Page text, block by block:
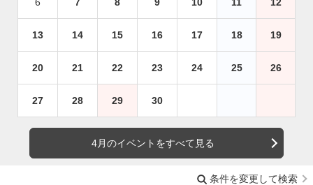
13 14 15 16 17 18 19
20 21 22 23 24 25 26
27 28 29 30
4月のイベントをすべて見る
条件を変更して検索